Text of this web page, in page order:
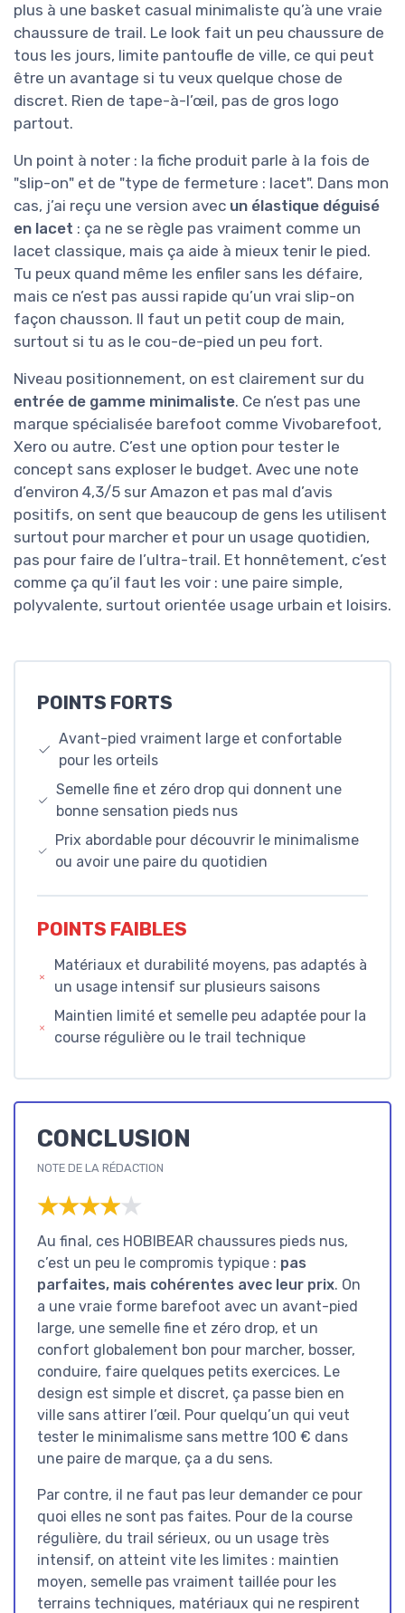
plus à une basket casual minimaliste qu’à une vraie
chaussure de trail. Le look fait un peu chaussure de
tous les jours, limite pantoufle de ville, ce qui peut
être un avantage si tu veux quelque chose de
discret. Rien de tape-à-l’œil, pas de gros logo
partout.
Un point à noter : la fiche produit parle à la fois de
"slip-on" et de "type de fermeture : lacet". Dans mon
cas, j’ai reçu une version avec un élastique déguisé
en lacet : ça ne se règle pas vraiment comme un
lacet classique, mais ça aide à mieux tenir le pied.
Tu peux quand même les enfiler sans les défaire,
mais ce n’est pas aussi rapide qu’un vrai slip-on
façon chausson. Il faut un petit coup de main,
surtout si tu as le cou-de-pied un peu fort.
Niveau positionnement, on est clairement sur du
entrée de gamme minimaliste. Ce n’est pas une
marque spécialisée barefoot comme Vivobarefoot,
Xero ou autre. C’est une option pour tester le
concept sans exploser le budget. Avec une note
d’environ 4,3/5 sur Amazon et pas mal d’avis
positifs, on sent que beaucoup de gens les utilisent
surtout pour marcher et pour un usage quotidien,
pas pour faire de l’ultra-trail. Et honnêtement, c’est
comme ça qu’il faut les voir : une paire simple,
polyvalente, surtout orientée usage urbain et loisirs.
POINTS FORTS
Avant-pied vraiment large et confortable
pour les orteils
Semelle fine et zéro drop qui donnent une
bonne sensation pieds nus
Prix abordable pour découvrir le minimalisme
ou avoir une paire du quotidien
POINTS FAIBLES
Matériaux et durabilité moyens, pas adaptés à
un usage intensif sur plusieurs saisons
Maintien limité et semelle peu adaptée pour la
course régulière ou le trail technique
CONCLUSION
NOTE DE LA RÉDACTION
★★★★★
★★★★★
Au final, ces HOBIBEAR chaussures pieds nus,
c’est un peu le compromis typique : pas
parfaites, mais cohérentes avec leur prix. On
a une vraie forme barefoot avec un avant-pied
large, une semelle fine et zéro drop, et un
confort globalement bon pour marcher, bosser,
conduire, faire quelques petits exercices. Le
design est simple et discret, ça passe bien en
ville sans attirer l’œil. Pour quelqu’un qui veut
tester le minimalisme sans mettre 100 € dans
une paire de marque, ça a du sens.
Par contre, il ne faut pas leur demander ce pour
quoi elles ne sont pas faites. Pour de la course
régulière, du trail sérieux, ou un usage très
intensif, on atteint vite les limites : maintien
moyen, semelle pas vraiment taillée pour les
terrains techniques, matériaux qui ne respirent